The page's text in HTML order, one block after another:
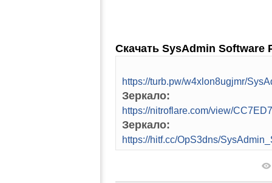
Скачать SysAdmin Software
https://turb.pw/w4xlon8ugjmr/
Зеркало:
https://nitroflare.com/view/
Зеркало:
https://hitf.cc/OpS3dns/